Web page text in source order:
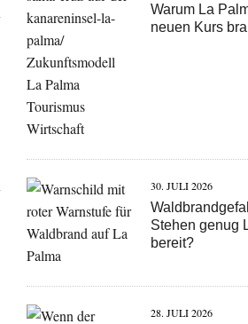
Warum La
neuen Kurs
30. JULI 2026
Stehen genug
bereit?
28. JULI 2026